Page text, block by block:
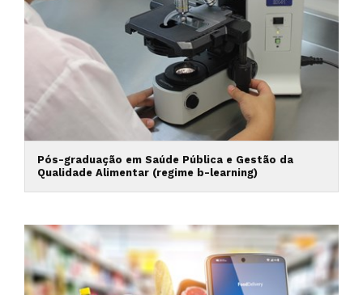
Pós-graduação em Saúde Pública e Gestão da
Qualidade Alimentar (regime b-learning)